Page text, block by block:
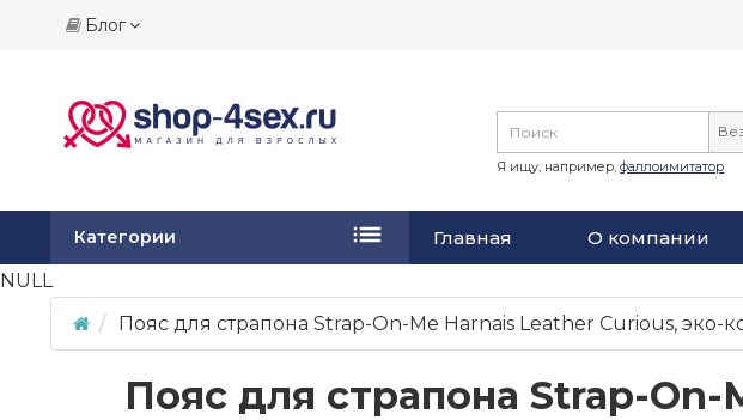
Блог
Я ищу, например,фаллоимитатор
Главная О компании
Категории
NULL
Пояс для страпона Strap-On-Me Harnais Leather Curious, эко-
Пояс для страпона Strap-